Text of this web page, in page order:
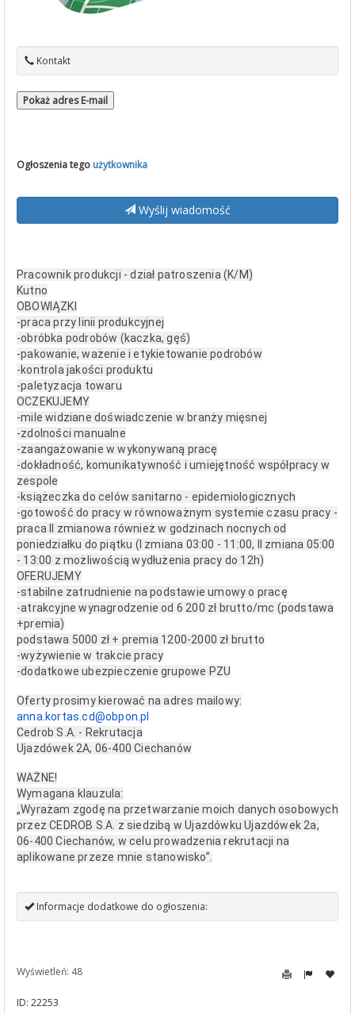
Kontakt
Pokaż adres E-mail
Ogłoszenia tego użytkownika
Wyślij wiadomość
Pracownik produkcji - dział patroszenia (K/M)
Kutno
OBOWIĄZKI
-praca przy linii produkcyjnej
-obróbka podrobów (kaczka, gęś)
-pakowanie, ważenie i etykietowanie podrobów
-kontrola jakości produktu
-paletyzacja towaru
OCZEKUJEMY
-mile widziane doświadczenie w branży mięsnej
-zdolności manualne
-zaangażowanie w wykonywaną pracę
-dokładność, komunikatywność i umiejętność współpracy w
zespole
-książeczka do celów sanitarno - epidemiologicznych
-gotowość do pracy w równoważnym systemie czasu pracy -
praca II zmianowa również w godzinach nocnych od
poniedziałku do piątku (I zmiana 03:00 - 11:00, II zmiana 05:00
- 13:00 z możliwością wydłużenia pracy do 12h)
OFERUJEMY
-stabilne zatrudnienie na podstawie umowy o pracę
-atrakcyjne wynagrodzenie od 6 200 zł brutto/mc (podstawa
+premia)
podstawa 5000 zł + premia 1200-2000 zł brutto
-wyżywienie w trakcie pracy
-dodatkowe ubezpieczenie grupowe PZU
Oferty prosimy kierować na adres mailowy:
anna.kortas.cd@obpon.pl
Cedrob S.A. - Rekrutacja
Ujazdówek 2A, 06-400 Ciechanów
WAŻNE!
Wymagana klauzula:
„Wyrażam zgodę na przetwarzanie moich danych osobowych
przez CEDROB S.A. z siedzibą w Ujazdówku Ujazdówek 2a,
06-400 Ciechanów, w celu prowadzenia rekrutacji na
aplikowane przeze mnie stanowisko”.
Informacje dodatkowe do ogłoszenia:
Wyświetleń: 48
ID: 22253